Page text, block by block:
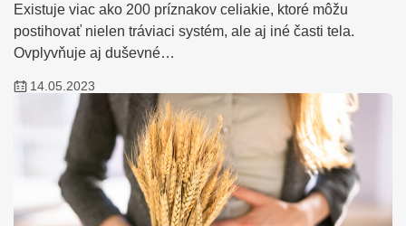
Existuje viac ako 200 príznakov celiakie, ktoré môžu
postihovať nielen tráviaci systém, ale aj iné časti tela.
Ovplyvňuje aj duševné…
14.05.2023